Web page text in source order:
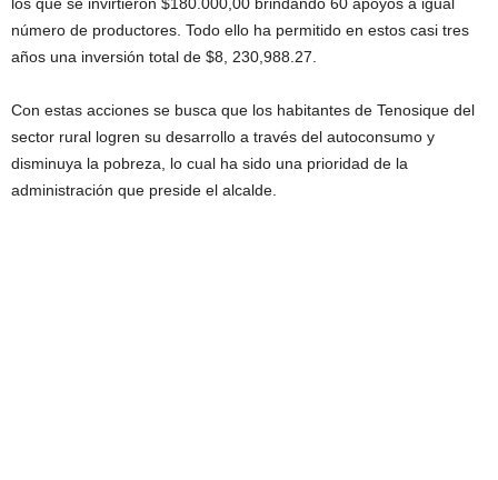
número de productores. Todo ello ha permitido en estos casi tres
años una inversión total de $8, 230,988.27.
Con estas acciones se busca que los habitantes de Tenosique del
sector rural logren su desarrollo a través del autoconsumo y
disminuya la pobreza, lo cual ha sido una prioridad de la
administración que preside el alcalde.